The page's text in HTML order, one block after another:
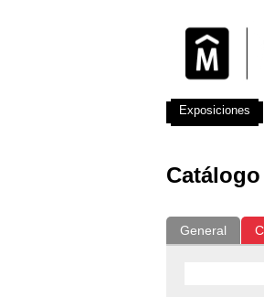
General
Exposiciones